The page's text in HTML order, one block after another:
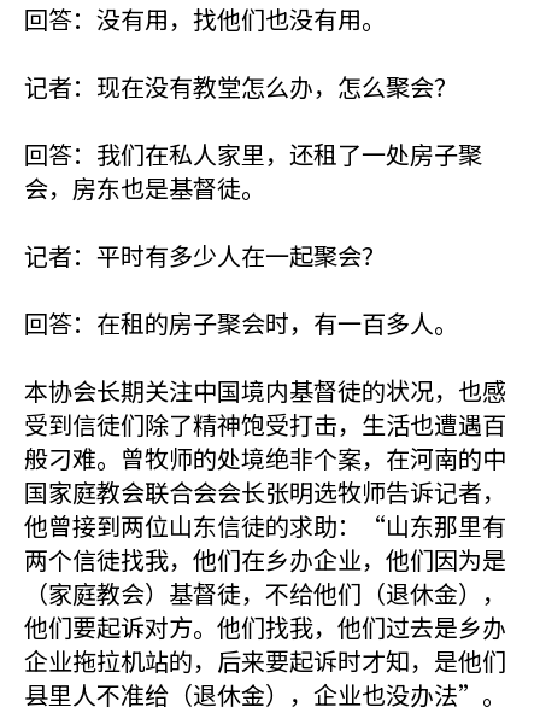
回答：没有用，找他们也没有用。
记者：现在没有教堂怎么办，怎么聚会？
回答：我们在私人家里，还租了一处房子聚
会，房东也是基督徒。
记者：平时有多少人在一起聚会？
回答：在租的房子聚会时，有一百多人。
本协会长期关注中国境内基督徒的状况，也感
受到信徒们除了精神饱受打击，生活也遭遇百
般刁难。曾牧师的处境绝非个案，在河南的中
国家庭教会联合会会长张明选牧师告诉记者，
他曾接到两位山东信徒的求助：“山东那里有
两个信徒找我，他们在乡办企业，他们因为是
（家庭教会）基督徒，不给他们（退休金），
他们要起诉对方。他们找我，他们过去是乡办
企业拖拉机站的，后来要起诉时才知，是他们
县里人不准给（退休金），企业也没办法”。